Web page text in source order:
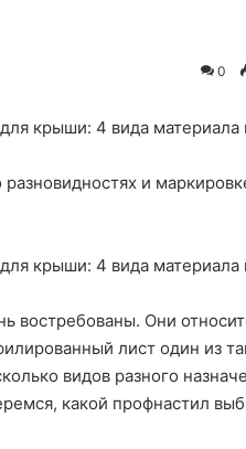
0
и
востребованы. Они
лист один из
видов разного
какой профнастил
мощности для